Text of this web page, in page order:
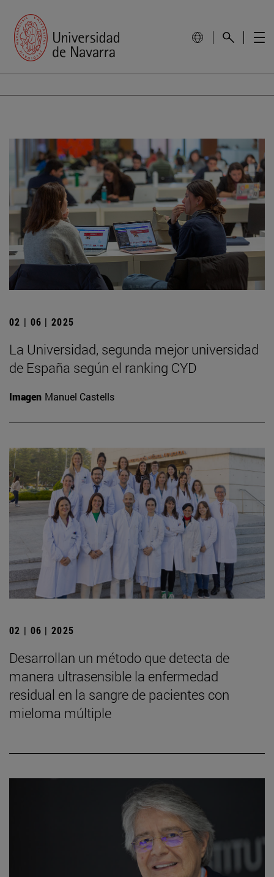
02 | 06 | 2025
La Universidad, segunda mejor universidad
de España según el ranking CYD
Imagen Manuel Castells
02 | 06 | 2025
Desarrollan un método que detecta de
manera ultrasensible la enfermedad
residual en la sangre de pacientes con
mieloma múltiple